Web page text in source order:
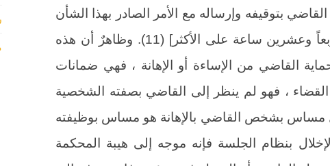
بتوقيفه وإرساله مع الأمر الصادر بهذا الشأن
إلى محل التوقيف فيبقى موقوفاً أربعاً وعشرين ساعة على الأكثر] (11). وظاهرٌ أن هذه
القاضي من الإساءة أو الإهانة ، فهي ضمانات
، فهو لم ينظر إلى القاضي بصفته الشخصية
مساس بشخص القاضي بالإهانة هو مساس بوظيفته
بنظام الجلسة فإنه موجه إلى هيبة المحكمة